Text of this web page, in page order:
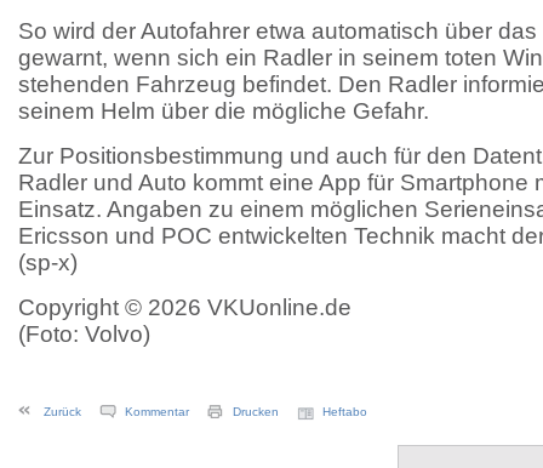
So wird der Autofahrer etwa automatisch über
gewarnt, wenn sich ein Radler in seinem toten
stehenden Fahrzeug befindet. Den Radler
seinem Helm über die mögliche Gefahr.
Zur Positionsbestimmung und auch für den
Radler und Auto kommt eine App für Smartphone
Einsatz. Angaben zu einem möglichen
Ericsson und POC entwickelten Technik macht
(sp-x)
Copyright © 2026 VKUonline.de
(Foto: Volvo)
Zurück Kommentar Drucken Heftabo